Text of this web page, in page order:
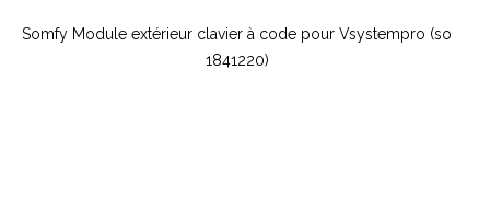
Somfy Module extérieur clavier à code pour Vsystempro (so
1841220)